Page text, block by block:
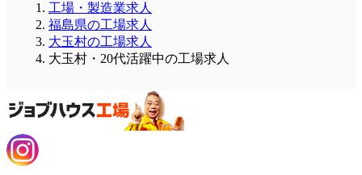
工場・製造業求人
福島県の工場求人
大玉村の工場求人
大玉村・20代活躍中の工場求人